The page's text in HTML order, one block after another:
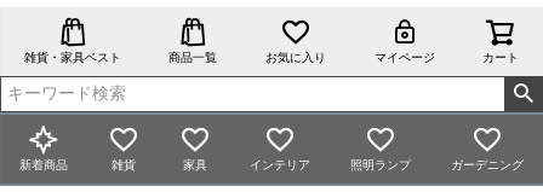
雑貨・家具ベスト 商品一覧 お気に入り マイページ カート
新着商品 雑貨 家具 インテリア 照明ランプ ガーデニング